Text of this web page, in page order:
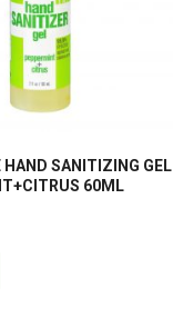
HAND SANITIZING GEL
60ML